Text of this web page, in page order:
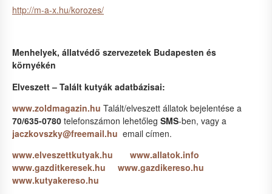
http://m-a-x.hu/korozes/
Menhelyek, állatvédő szervezetek Budapesten és
környékén
Elveszett – Talált kutyák adatbázisai:
www.zoldmagazin.hu Talált/elveszett állatok bejelentése a
70/635-0780 telefonszámon lehetőleg SMS-ben, vagy a
jaczkovszky@freemail.hu email címen.
www.elveszettkutyak.hu
www.allatok.info
www.gazditkeresek.hu
www.gazdikereso.hu
www.kutyakereso.hu